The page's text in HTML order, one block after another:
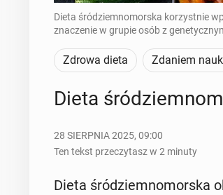
Dieta śródziemnomorska korzystnie
znaczenie w grupie osób z
Zdrowa dieta Zdaniem
Dieta
28 SIERPNIA 2025, 09:00
Ten tekst przeczytasz w 2 minuty
Dieta śród­ziem­no­mor­ska